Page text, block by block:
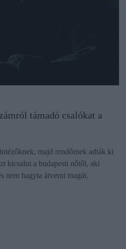
támadó csalókat a
majd rendőrnek adták ki
kicsalni a budapesti nőtől, aki
nem hagyta átverni magát.